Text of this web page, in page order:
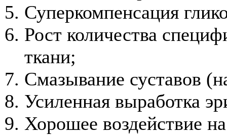
Суперкомпенсация
Рост количества
ткани;
Смазывание суставов
Усиленная выработка
Хорошее воздействие